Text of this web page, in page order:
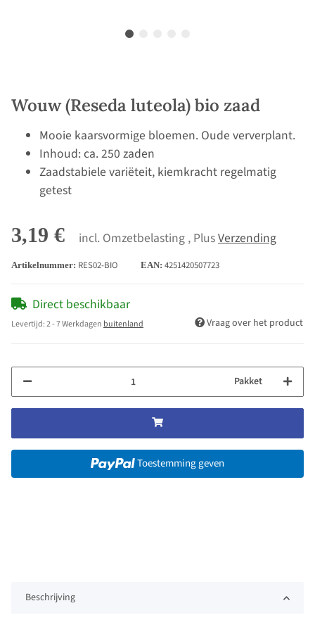
Wouw (Reseda luteola) bio zaad
Mooie kaarsvormige bloemen. Oude ververplant.
Inhoud: ca. 250 zaden
Zaadstabiele variëteit, kiemkracht regelmatig
getest
3,19 € incl. Omzetbelasting , PlusVerzending
Artikelnummer: RES02-BIO EAN: 4251420507723
Direct beschikbaar
Levertijd:2 - 7 Werkdagen buitenland Vraag over het product
Pakket
Toestemming geven
Beschrijving